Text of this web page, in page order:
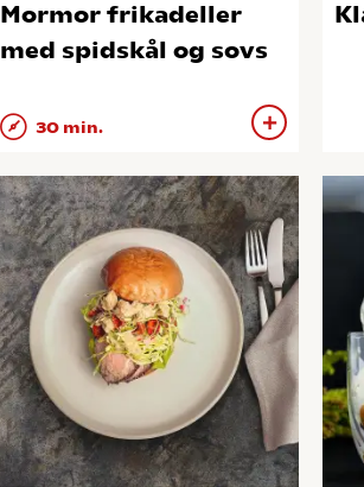
Mormor frikadeller
med spidskål og sovs
30 min.